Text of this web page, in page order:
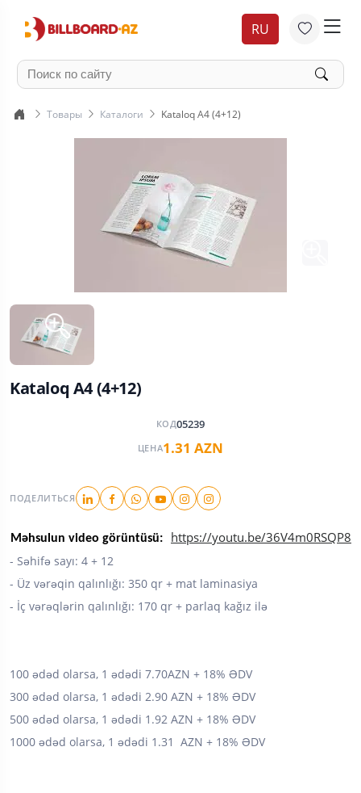
RU
Товары Каталоги Kataloq A4 (4+12)
Kataloq A4 (4+12)
КОД05239
ЦЕНА1.31 AZN
ПОДЕЛИТЬСЯ
Məhsulun video görüntüsü: https://youtu.be/36V4m0RSQP8
- Səhifə sayı: 4 + 12
- ⁠Üz vərəqin qalınlığı: 350 qr + mat laminasiya
- ⁠İç vərəqlərin qalınlığı: 170 qr + parlaq kağız ilə
100 ədəd olarsa, 1 ədədi 7.70AZN + 18% ƏDV
300 ədəd olarsa, 1 ədədi 2.90 AZN + 18% ƏDV
500 ədəd olarsa, 1 ədədi 1.92 AZN + 18% ƏDV
1000 ədəd olarsa, 1 ədədi 1.31 AZN + 18% ƏDV